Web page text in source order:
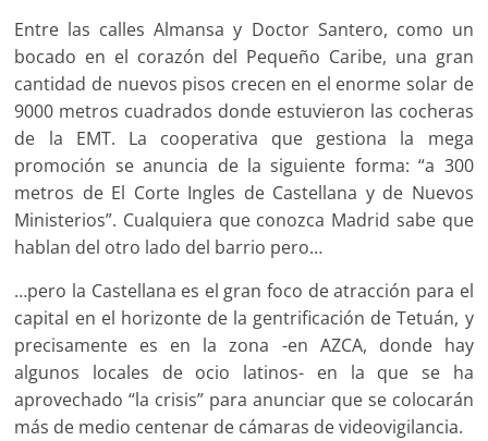
Entre las calles Almansa y Doctor Santero, como un
bocado en el corazón del Pequeño Caribe, una gran
cantidad de nuevos pisos crecen en el enorme solar de
9000 metros cuadrados donde estuvieron las cocheras
de la EMT. La cooperativa que gestiona la mega
promoción se anuncia de la siguiente forma: “a 300
metros de El Corte Ingles de Castellana y de Nuevos
Ministerios”. Cualquiera que conozca Madrid sabe que
hablan del otro lado del barrio pero…
…pero la Castellana es el gran foco de atracción para el
capital en el horizonte de la gentrificación de Tetuán, y
precisamente es en la zona -en AZCA, donde hay
algunos locales de ocio latinos- en la que se ha
aprovechado “la crisis” para anunciar que se colocarán
más de medio centenar de cámaras de videovigilancia.